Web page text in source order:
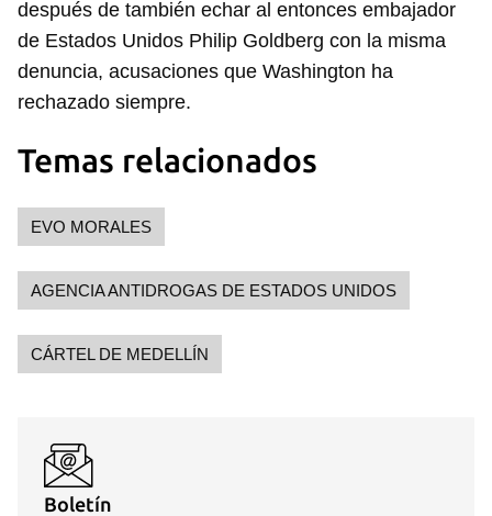
Para poder guardar como favorito, primero has de
iniciar sesión con tu cuenta de 14ymedio.
después de también echar al entonces embajador
de Estados Unidos Philip Goldberg con la misma
denuncia, acusaciones que Washington ha
rechazado siempre.
Temas relacionados
EVO MORALES
AGENCIA ANTIDROGAS DE ESTADOS UNIDOS
CÁRTEL DE MEDELLÍN
Boletín